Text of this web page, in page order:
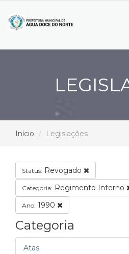
Início Legislações
Status: Revogado
Categoria: Regimento Interno
Ano: 1990
Categoria
Atas